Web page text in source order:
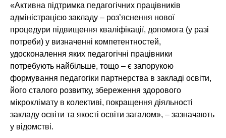
«Активна підтримка педагогічних працівників
адміністрацією закладу – роз’яснення нової
процедури підвищення кваліфікації, допомога (у разі
потреби) у визначенні компетентностей,
удосконалення яких педагогічні працівники
потребують найбільше, тощо – є запорукою
формування педагогіки партнерства в закладі освіти,
його сталого розвитку, збереження здорового
мікроклімату в колективі, покращення діяльності
закладу освіти та якості освіти загалом», – зазначають
у відомстві.